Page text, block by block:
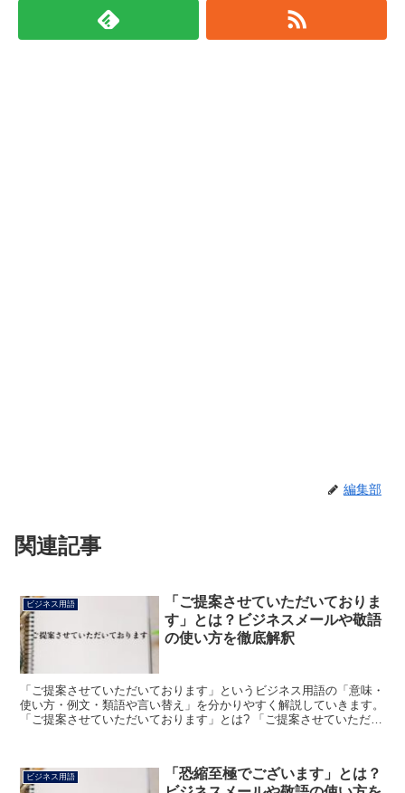
編集部
関連記事
ビジネス用語
「ご提案させていただいておりま
す」とは？ビジネスメールや敬語
の使い方を徹底解釈
「ご提案させていただいております」というビジネス用語の「意味・
使い方・例文・類語や言い替え」を分かりやすく解説していきます。
「ご提案させていただいております」とは? 「ご提案させていただい
ビジネス用語
「恐縮至極でございます」とは？